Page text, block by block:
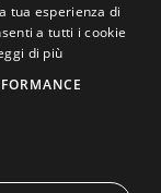
Bassi VAT
tua esperienza di
a tutti i cookie
di più